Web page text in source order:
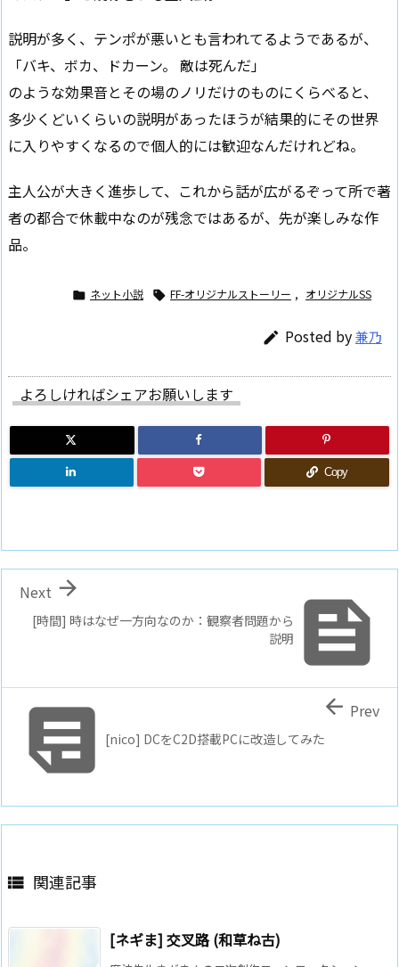
説明が多く、テンポが悪いとも言われてるようであるが、
「バキ、ボカ、ドカーン。 敵は死んだ」
のような効果音とその場のノリだけのものにくらべると、
多少くどいくらいの説明があったほうが結果的にその世界
に入りやすくなるので個人的には歓迎なんだけれどね。
主人公が大きく進歩して、これから話が広がるぞって所で著
者の都合で休載中なのが残念ではあるが、先が楽しみな作
品。
 ネット小説  FF-オリジナルストーリー , オリジナルSS
 Posted by兼乃
よろしければシェアお願いします
Copy

[時間] 時はなぜ一方向なのか：観察者問題から
説明

Next
[nico] DCをC2D搭載PCに改造してみた
 Prev
 関連記事
[ネギま] 交叉路 (和草ね古)